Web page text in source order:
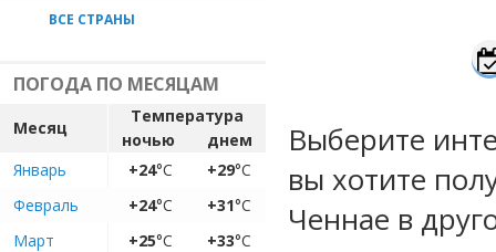
ВСЕ СТРАНЫ
ПОГОДА ПО МЕСЯЦАМ
Месяц
Температура
ночью
днем
Январь
+24°C +29°C
Февраль
+24°C +31°C
Март
+25°C +33°C
Выберите
вы хотите
Ченнае в